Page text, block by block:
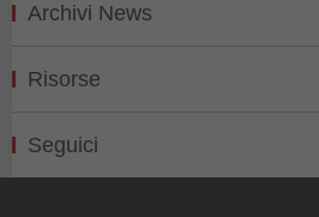
Archivi News
Risorse
Seguici